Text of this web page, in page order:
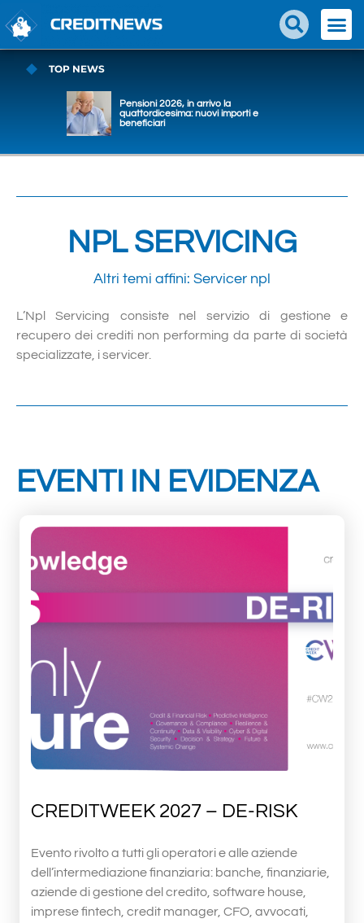
TOP NEWS
Pensioni 2026, in arrivo la
quattordicesima: nuovi importi e
beneficiari
NPL SERVICING
Altri temi affini: Servicer npl
L’Npl Servicing consiste nel servizio di gestione e
recupero dei crediti non performing da parte di società
specializzate, i servicer.
EVENTI IN EVIDENZA
CREDITWEEK 2027 – DE-RISK
Evento rivolto a tutti gli operatori e alle aziende
dell’intermediazione finanziaria: banche, finanziarie,
aziende di gestione del credito, software house,
imprese fintech, credit manager, CFO, avvocati,